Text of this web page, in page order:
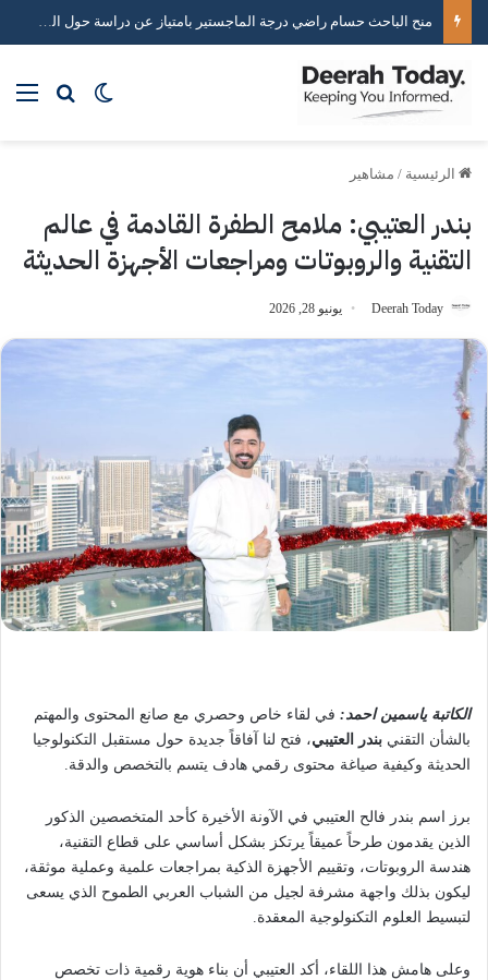
خبير استراتيجيات التواصل الاجتماعي محمد هاني يكشف أسرار صناعة التأثير الرقمي
بحثالوضع
الرئيسية / مشاهير
بندر العتيبي: ملامح الطفرة القادمة في عالم
التقنية والروبوتات ومراجعات الأجهزة الحديثة
Deerah Today يونيو 28, 2026
الكاتبة ياسمين احمد: في لقاء خاص وحصري مع صانع المحتوى والمهتم
بالشأن التقني بندر العتيبي، فتح لنا آفاقاً جديدة حول مستقبل التكنولوجيا
الحديثة وكيفية صياغة محتوى رقمي هادف يتسم بالتخصص والدقة.
برز اسم بندر فالح العتيبي في الآونة الأخيرة كأحد المتخصصين الذكور
الذين يقدمون طرحاً عميقاً يرتكز بشكل أساسي على قطاع التقنية،
هندسة الروبوتات، وتقييم الأجهزة الذكية بمراجعات علمية وعملية موثقة،
ليكون بذلك واجهة مشرفة لجيل من الشباب العربي الطموح الذي يسعى
لتبسيط العلوم التكنولوجية المعقدة.
وعلى هامش هذا اللقاء، أكد العتيبي أن بناء هوية رقمية ذات تخصص